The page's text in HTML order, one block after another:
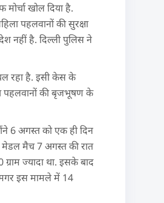
खोल दिया है.
पहलवानों की सुरक्षा
नहीं है. दिल्ली पुलिस ने
रहा है. इसी केस के
पहलवानों की बृजभूषण के
6 अगस्त को एक ही दिन
मेडल मैच 7 अगस्त की रात
ज्यादा था. इसके बाद
इस मामले में 14